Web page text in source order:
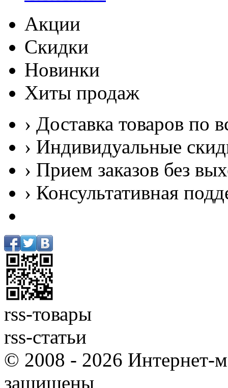
Акции
Скидки
Новинки
Хиты продаж
› Доставка товаров по
› Индивидуальные
› Прием заказов без
› Консультативная
rss-товары
rss-статьи
© 2008 - 2026 Интернет-
защищены